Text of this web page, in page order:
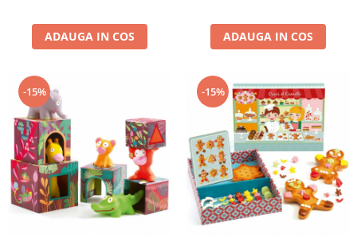
ADAUGA IN COS ADAUGA IN COS
-15% -15%